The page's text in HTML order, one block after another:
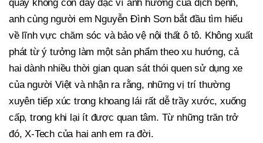
quay không còn dày đặc vì ảnh hưởng của dịch bệnh,
anh cùng người em Nguyễn Đình Sơn bắt đầu tìm hiểu
về lĩnh vực chăm sóc và bảo vệ nội thất ô tô. Không xuất
phát từ ý tưởng làm một sản phẩm theo xu hướng, cả
hai dành nhiều thời gian quan sát thói quen sử dụng xe
của người Việt và nhận ra rằng, những vị trí thường
xuyên tiếp xúc trong khoang lái rất dễ trầy xước, xuống
cấp, trong khi lại ít được quan tâm. Từ những trăn trở
đó, X-Tech của hai anh em ra đời.